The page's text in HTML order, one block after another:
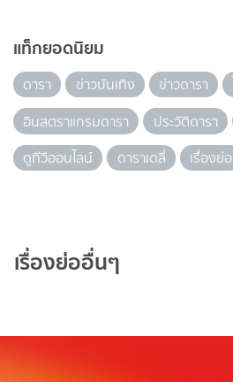
แท็กยอดนิยม
ดารา ข่าวบันเทิง ข่าวดารา
อินสตราแกรมดารา
ประวัติดารา
ดูทีวีออนไลน์
ดาราเดลี่ เรื่องย่อ
เรื่องย่ออื่นๆ